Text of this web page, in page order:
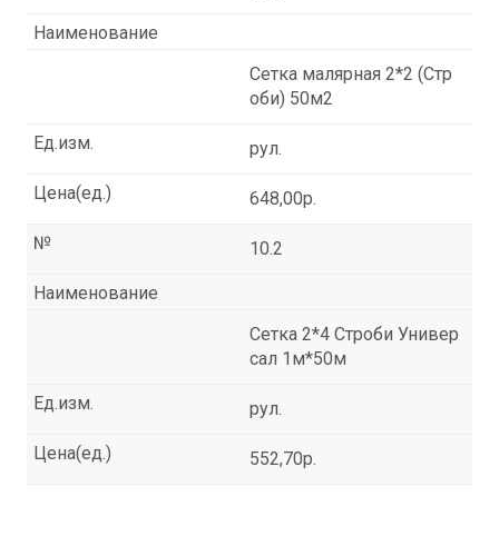
Наименование
Сетка малярная 2*2 (Стр
оби) 50м2
рул.
Ед.изм.
648,00р.
Цена(ед.)
10.2
№
Наименование
Сетка 2*4 Строби Универ
сал 1м*50м
рул.
Ед.изм.
552,70р.
Цена(ед.)